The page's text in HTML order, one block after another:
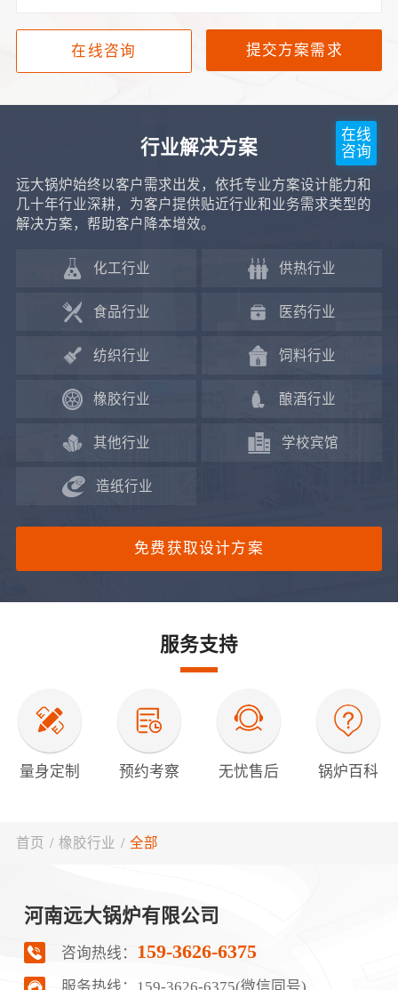
在线
咨询
在线咨询 提交方案需求
行业解决方案
远大锅炉始终以客户需求出发，依托专业方案设计能力和
几十年行业深耕，为客户提供贴近行业和业务需求类型的
解决方案，帮助客户降本增效。
化工行业 供热行业
食品行业 医药行业
纺织行业 饲料行业
橡胶行业 酿酒行业
其他行业 学校宾馆
造纸行业
免费获取设计方案
服务支持
量身定制 预约考察 无忧售后 锅炉百科
首页 / 橡胶行业 / 全部
河南远大锅炉有限公司
咨询热线： 159-3626-6375